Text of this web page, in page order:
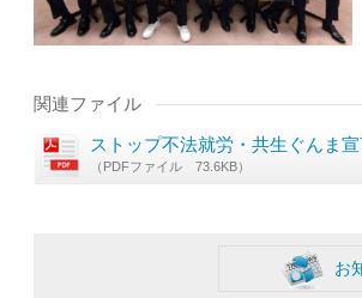
関連ファイル
ストップ不法就労・共生ぐんま
（PDFファイル 73.6KB）
お